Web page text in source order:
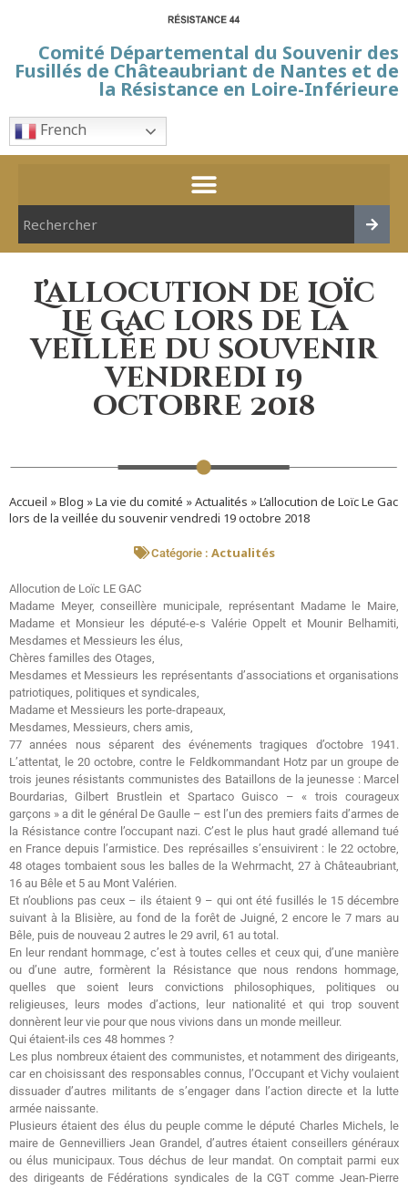
Comité Départemental du Souvenir des
Fusillés de Châteaubriant de Nantes et de
la Résistance en Loire-Inférieure
French
L’allocution de Loïc
Le Gac lors de la
veillée du souvenir
vendredi 19
octobre 2018
Accueil »Blog »La vie du comité »Actualités »L’allocution de Loïc Le Gac
lors de la veillée du souvenir vendredi 19 octobre 2018
Catégorie : Actualités
Allocution de Loïc LE GAC
Madame Meyer, conseillère municipale, représentant Madame le Maire,
Madame et Monsieur les député-e-s Valérie Oppelt et Mounir Belhamiti,
Mesdames et Messieurs les élus,
Chères familles des Otages,
Mesdames et Messieurs les représentants d’associations et organisations
patriotiques, politiques et syndicales,
Madame et Messieurs les porte-drapeaux,
Mesdames, Messieurs, chers amis,
77 années nous séparent des événements tragiques d’octobre 1941.
L’attentat, le 20 octobre, contre le Feldkommandant Hotz par un groupe de
trois jeunes résistants communistes des Bataillons de la jeunesse : Marcel
Bourdarias, Gilbert Brustlein et Spartaco Guisco – « trois courageux
garçons » a dit le général De Gaulle – est l’un des premiers faits d’armes de
la Résistance contre l’occupant nazi. C’est le plus haut gradé allemand tué
en France depuis l’armistice. Des représailles s’ensuivirent : le 22 octobre,
48 otages tombaient sous les balles de la Wehrmacht, 27 à Châteaubriant,
16 au Bêle et 5 au Mont Valérien.
Et n’oublions pas ceux – ils étaient 9 – qui ont été fusillés le 15 décembre
suivant à la Blisière, au fond de la forêt de Juigné, 2 encore le 7 mars au
Bêle, puis de nouveau 2 autres le 29 avril, 61 au total.
En leur rendant hommage, c’est à toutes celles et ceux qui, d’une manière
ou d’une autre, formèrent la Résistance que nous rendons hommage,
quelles que soient leurs convictions philosophiques, politiques ou
religieuses, leurs modes d’actions, leur nationalité et qui trop souvent
donnèrent leur vie pour que nous vivions dans un monde meilleur.
Qui étaient-ils ces 48 hommes ?
Les plus nombreux étaient des communistes, et notamment des dirigeants,
car en choisissant des responsables connus, l’Occupant et Vichy voulaient
dissuader d’autres militants de s’engager dans l’action directe et la lutte
armée naissante.
Plusieurs étaient des élus du peuple comme le député Charles Michels, le
maire de Gennevilliers Jean Grandel, d’autres étaient conseillers généraux
ou élus municipaux. Tous déchus de leur mandat. On comptait parmi eux
des dirigeants de Fédérations syndicales de la CGT comme Jean-Pierre